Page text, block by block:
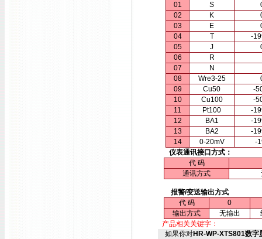
01
S
02
K
03
E
04
T
-
05
J
06
R
07
N
08
Wre3-25
09
Cu50
-
10
Cu100
-
11
Pt100
-
12
BA1
-
13
BA2
-
14
0-20mV
-
仪表通讯接口方式：
代 码
通讯方式
报警/变送输出方式
代 码
0
输出方式
无输出
产品相关关键字：
如果你对HR-WP-XTS801数字